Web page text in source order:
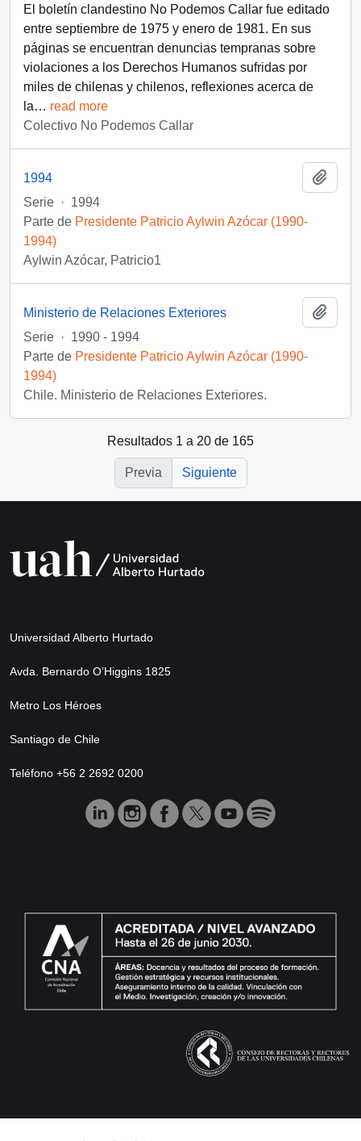
El boletín clandestino No Podemos Callar fue editado
entre septiembre de 1975 y enero de 1981. En sus
páginas se encuentran denuncias tempranas sobre
violaciones a los Derechos Humanos sufridas por
miles de chilenas y chilenos, reflexiones acerca de
la… read more
Colectivo No Podemos Callar
1994
Serie · 1994
Parte de Presidente Patricio Aylwin Azócar (1990-
1994)
Aylwin Azócar, Patricio1
Ministerio de Relaciones Exteriores
Serie · 1990 - 1994
Parte de Presidente Patricio Aylwin Azócar (1990-
1994)
Chile. Ministerio de Relaciones Exteriores.
Resultados 1 a 20 de 165
Previa Siguiente
Universidad Alberto Hurtado
Avda. Bernardo O’Higgins 1825
Metro Los Héroes
Santiago de Chile
Teléfono +56 2 2692 0200